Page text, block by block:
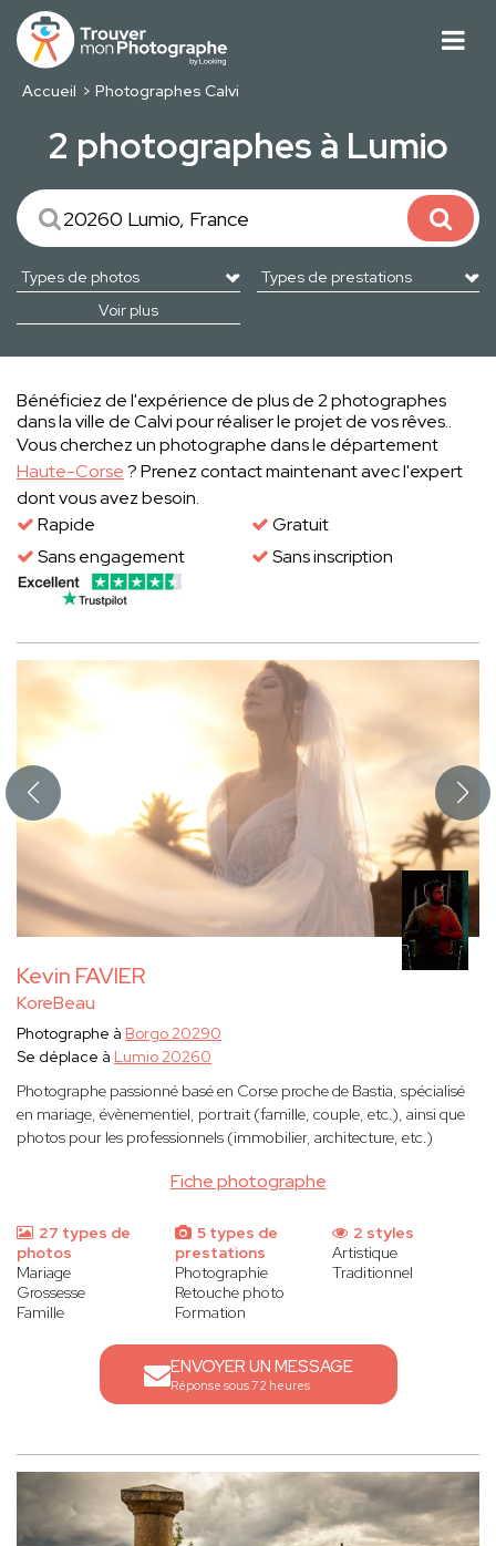
Accueil Photographes Calvi
2 photographes à Lumio
Voir plus
Bénéficiez de l'expérience de plus de 2 photographes
dans la ville de Calvi pour réaliser le projet de vos rêves..
Vous cherchez un photographe dans le département
Haute-Corse? Prenez contact maintenant avec l'expert
dont vous avez besoin.
Rapide
Gratuit
Sans engagement
Sans inscription
Kevin FAVIER
KoreBeau
Fiche photographe
Photographe à Borgo 20290
Se déplace à Lumio 20260
Photographe passionné basé en Corse proche de Bastia, spécialisé
en mariage, évènementiel, portrait (famille, couple, etc.), ainsi que
photos pour les professionnels (immobilier, architecture, etc.)
27 types de
photos
Mariage
Grossesse
Famille
5 types de
prestations
Photographie
Retouche photo
Formation
2 styles
Artistique
Traditionnel
ENVOYER UN MESSAGE
Réponse sous 72 heures